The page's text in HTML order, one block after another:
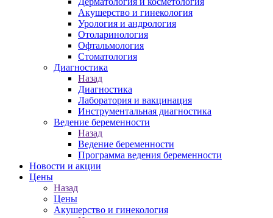
Акушерство и гинекология
Урология и андрология
Отоларинология
Офтальмология
Стоматология
Диагностика
Назад
Диагностика
Лаборатория и вакцинация
Инструментальная диагностика
Ведение беременности
Назад
Ведение беременности
Программа ведения беременности
Новости и акции
Цены
Назад
Цены
Акушерство и гинекология